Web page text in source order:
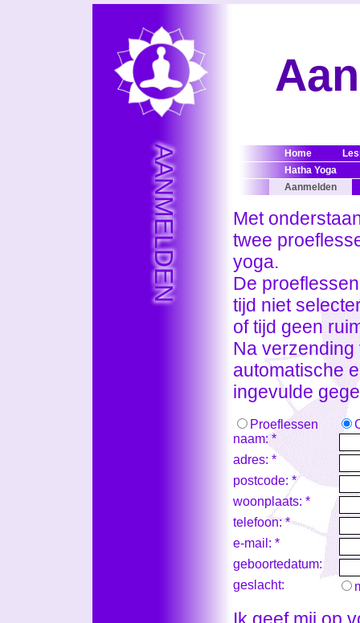
AANMELDEN Home
Hatha Yoga
Aanmelden
Met
twee
yoga.
De
tijd niet
of tijd geen
Na verzending
automatische
ingevulde
Proeflessen
naam: *
adres: *
postcode: *
woonplaats: *
telefoon: *
e-mail: *
geboortedatum:
geslacht: